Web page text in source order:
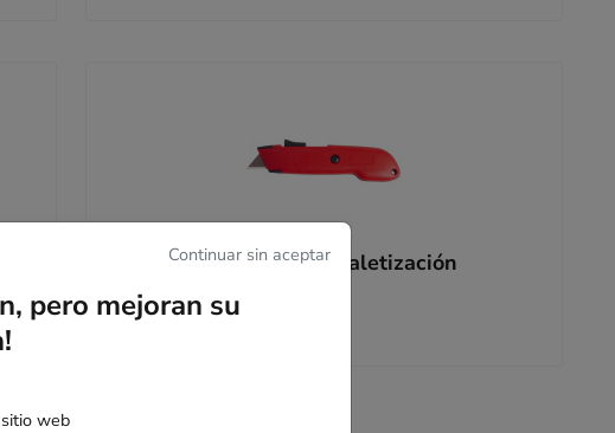
Accesorios de paletización
Ver la gama
Continuar sin aceptar
pero mejoran su
web